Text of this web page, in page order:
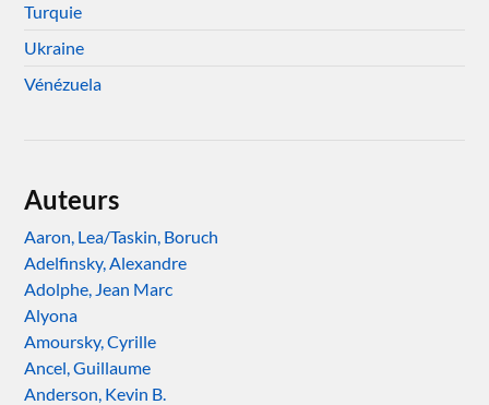
Turquie
Ukraine
Vénézuela
Auteurs
Aaron, Lea/Taskin, Boruch
Adelfinsky, Alexandre
Adolphe, Jean Marc
Alyona
Amoursky, Cyrille
Ancel, Guillaume
Anderson, Kevin B.